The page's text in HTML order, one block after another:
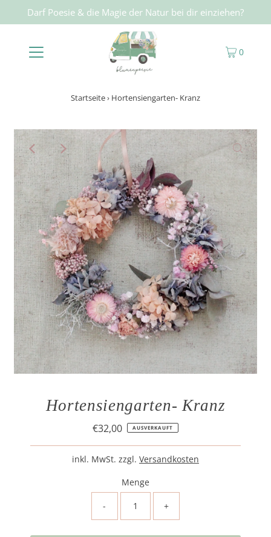
Darf Poesie & die Magie der Natur bei dir einziehen?
0
Startseite› Hortensiengarten- Kranz
Hortensiengarten- Kranz
Regulärer
Preis
€32,00 AUSVERKAUFT
inkl. MwSt. zzgl. Versandkosten
Menge
- +